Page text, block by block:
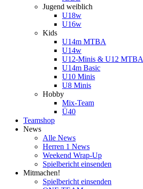
Jugend weiblich
U18w
U16w
Kids
U14m MTBA
U14w
U12-Minis & U12 MTBA
U14m Basic
U10 Minis
U8 Minis
Hobby
Mix-Team
Ü40
Teamshop
News
Alle News
Herren 1 News
Weekend Wrap-Up
Spielbericht einsenden
Mitmachen!
Spielbericht einsenden